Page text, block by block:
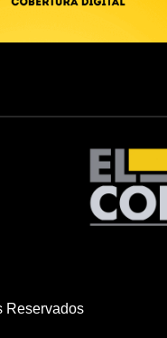
Reservados